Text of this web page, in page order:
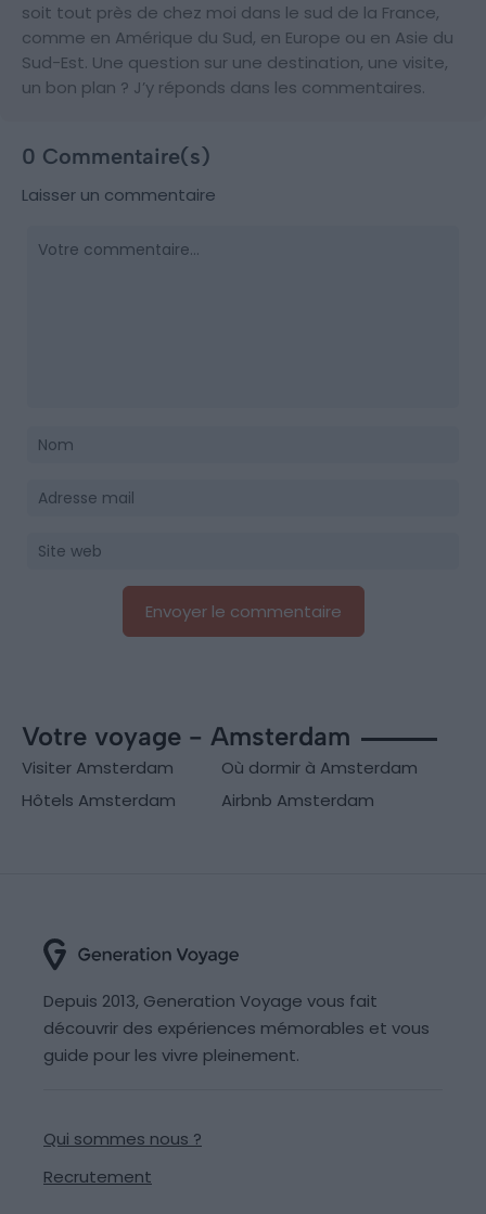
soit tout près de chez moi dans le sud de la France,
comme en Amérique du Sud, en Europe ou en Asie du
Sud-Est. Une question sur une destination, une visite,
un bon plan ? J’y réponds dans les commentaires.
0 Commentaire(s)
Laisser un commentaire
Votre voyage - Amsterdam
Visiter Amsterdam
Où dormir à Amsterdam
Hôtels Amsterdam
Airbnb Amsterdam
Depuis 2013, Generation Voyage vous fait
découvrir des expériences mémorables et vous
guide pour les vivre pleinement.
Qui sommes nous ?
Recrutement